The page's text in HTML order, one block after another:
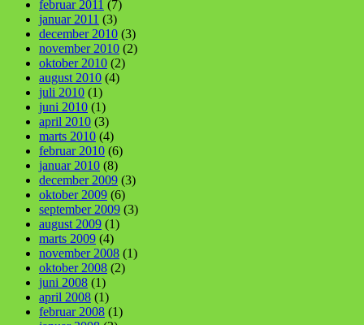
februar 2011 (7)
januar 2011 (3)
december 2010 (3)
november 2010 (2)
oktober 2010 (2)
august 2010 (4)
juli 2010 (1)
juni 2010 (1)
april 2010 (3)
marts 2010 (4)
februar 2010 (6)
januar 2010 (8)
december 2009 (3)
oktober 2009 (6)
september 2009 (3)
august 2009 (1)
marts 2009 (4)
november 2008 (1)
oktober 2008 (2)
juni 2008 (1)
april 2008 (1)
februar 2008 (1)